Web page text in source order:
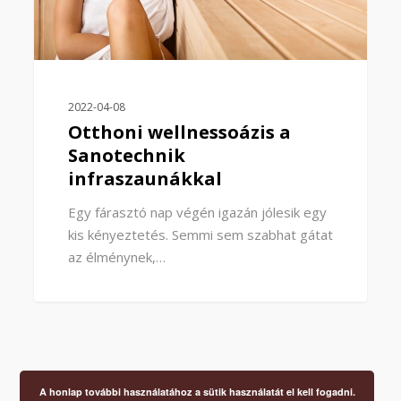
2022-04-08
Otthoni wellnessoázis a
Sanotechnik
infraszaunákkal
Egy fárasztó nap végén igazán jólesik egy
kis kényeztetés. Semmi sem szabhat gátat
az élménynek,…
A honlap további használatához a sütik használatát el kell fogadni.